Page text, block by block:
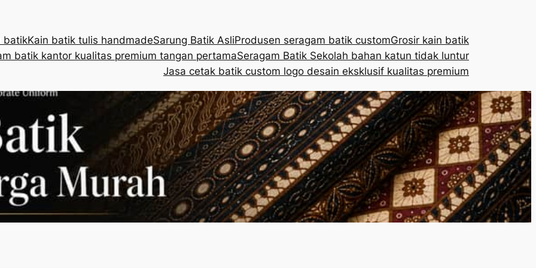
batikKain batik tulis handmadeSarung Batik AsliProdusen seragam batik customGrosir kain batik
batik kantor kualitas premium tangan pertamaSeragam Batik Sekolah bahan katun tidak luntur
Jasa cetak batik custom logo desain eksklusif kualitas premium